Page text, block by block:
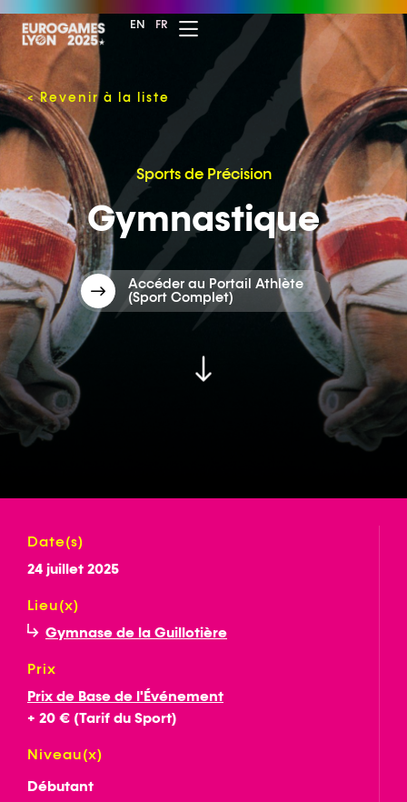
EN FR
<Revenir à la liste
Sports de Précision
Gymnastique
Accéder au Portail Athlète
(Sport Complet)
Date(s)
24 juillet 2025
Lieu(x)
Gymnase de la Guillotière
Prix
Prix de Base de l'Événement
+ 20 € (Tarif du Sport)
Niveau(x)
Débutant